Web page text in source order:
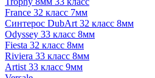
France 32 класс 7мм
Синтерос DubArt 32 класс 8мм
Odyssey 33 класс 8мм
Fiesta 32 класс 8мм
Riviera 33 класс 8мм
Artist 33 класс 9мм